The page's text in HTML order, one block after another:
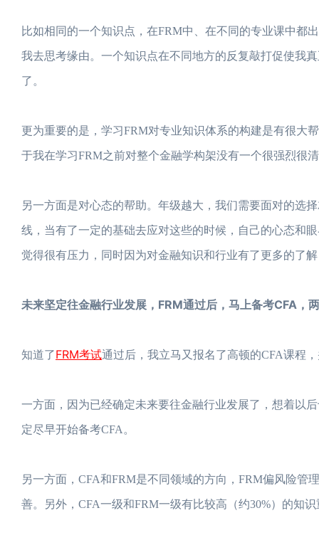
比如相同的一个知识点，在FRM中、在不同的专业课中都
我去思考缘由。一个知识点在不同地方的反复敲打促使我
了。
更为重要的是，学习FRM对专业知识体系的构建是有很大
于我在学习FRM之前对整个金融学构架没有一个很强烈很
另一方面是对心态的帮助。年级越大，我们需要面对的选
线，当有了一定的基础去应对这些的时候，自己的心态和
觉得很有压力，同时因为对金融知识和行业有了更多的了
未来坚定往金融行业发展，FRM通过后，马上备考CFA，
知道了FRM考试通过后，我立马又报名了高顿的CFA课程
一方面，因为已经确定未来要往金融行业发展了，想着以
定尽早开始备考CFA。
另一方面，CFA和FRM是不同领域的方向，FRM偏风险管
善。另外，CFA一级和FRM一级有比较高（约30%）的知